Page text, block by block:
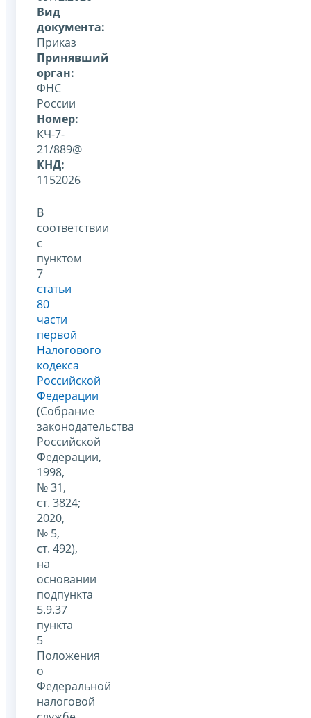
Вид
документа:
Приказ
Принявший
орган:
ФНС
России
Номер:
КЧ-7-
21/889@
КНД:
1152026
В
соответствии
с
пунктом
7
статьи
80
части
первой
Налогового
кодекса
Российской
Федерации
(Собрание
законодательства
Российской
Федерации,
1998,
№ 31,
ст. 3824;
2020,
№ 5,
ст. 492),
на
основании
подпункта
5.9.37
пункта
5
Положения
о
Федеральной
налоговой